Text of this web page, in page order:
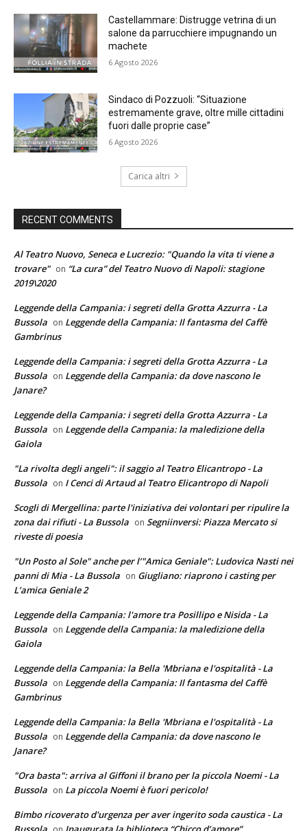
Castellammare: Distrugge vetrina di un
salone da parrucchiere impugnando un
machete
6 Agosto 2026
Sindaco di Pozzuoli: “Situazione
estremamente grave, oltre mille cittadini
fuori dalle proprie case”
6 Agosto 2026
Carica altri
RECENT COMMENTS
Al Teatro Nuovo, Seneca e Lucrezio: "Quando la vita ti viene a
trovare" on “La cura” del Teatro Nuovo di Napoli: stagione
2019\2020
Leggende della Campania: i segreti della Grotta Azzurra - La
Bussola on Leggende della Campania: Il fantasma del Caffè
Gambrinus
Leggende della Campania: i segreti della Grotta Azzurra - La
Bussola on Leggende della Campania: da dove nascono le
Janare?
Leggende della Campania: i segreti della Grotta Azzurra - La
Bussola on Leggende della Campania: la maledizione della
Gaiola
"La rivolta degli angeli": il saggio al Teatro Elicantropo - La
Bussola on I Cenci di Artaud al Teatro Elicantropo di Napoli
Scogli di Mergellina: parte l'iniziativa dei volontari per ripulire la
zona dai rifiuti - La Bussola on Segniinversi: Piazza Mercato si
riveste di poesia
"Un Posto al Sole" anche per l’"Amica Geniale": Ludovica Nasti nei
panni di Mia - La Bussola on Giugliano: riaprono i casting per
L’amica Geniale 2
Leggende della Campania: l'amore tra Posillipo e Nisida - La
Bussola on Leggende della Campania: la maledizione della
Gaiola
Leggende della Campania: la Bella 'Mbriana e l'ospitalità - La
Bussola on Leggende della Campania: Il fantasma del Caffè
Gambrinus
Leggende della Campania: la Bella 'Mbriana e l'ospitalità - La
Bussola on Leggende della Campania: da dove nascono le
Janare?
"Ora basta": arriva al Giffoni il brano per la piccola Noemi - La
Bussola on La piccola Noemi è fuori pericolo!
Bimbo ricoverato d'urgenza per aver ingerito soda caustica - La